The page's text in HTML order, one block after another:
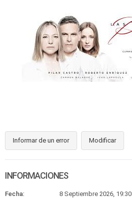
Informar de un error Modificar
INFORMACIONES
Fecha: 8 Septiembre 2026, 19:30